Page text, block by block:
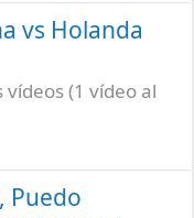
vs Holanda
(1 vídeo al
Puedo